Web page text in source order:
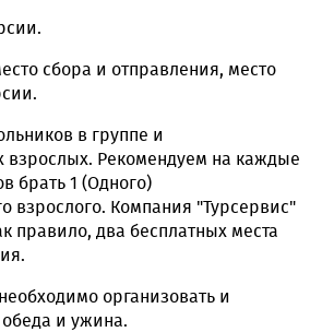
сбора и отправления, место
в группе и
Рекомендуем на каждые
брать 1 (Одного)
взрослого. Компания "Турсервис"
правило, два бесплатных места
организовать и
и ужина.